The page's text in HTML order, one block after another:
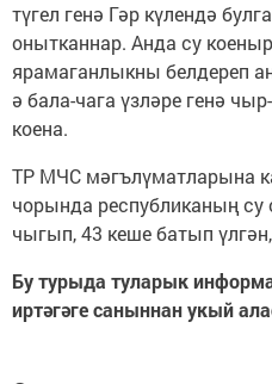
түгел генә Гәр күлендә
онытканнар. Анда су
ярамаганлыкны белдереп
ә бала-чага үзләре генә
коена.
ТР МЧС мәгълүматларына
чорында республиканың
чыгып, 43 кеше батып
Бу турыда туларык
иртәгәге саныннан укый